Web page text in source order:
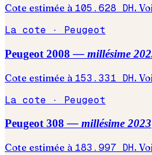
Cote estimée à 105.628 DH.
La cote · Peugeot
Peugeot 2008 — millésime
Cote estimée à 153.331 DH.
La cote · Peugeot
Peugeot 308 — millésime2023
Cote estimée à 183.997 DH.